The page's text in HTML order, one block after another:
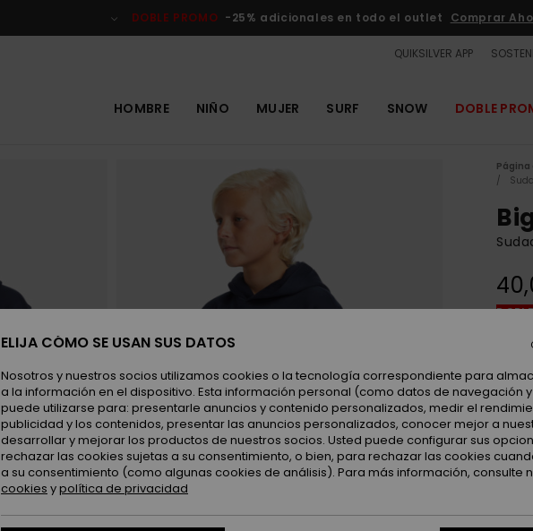
DOBLE PROMO -25% adicionales en todo el outlet Comprar
QUIKSILVER APP
HOMBRE NIÑO MUJER SURF SNOW DOBLE
Página
8
ELIJA CÓMO SE USAN SUS DATOS
Nosotros y nuestros socios utilizamos cookies o la tecnología correspondiente para
a la información en el dispositivo. Esta información personal (como datos de navegación
puede utilizarse para: presentarle anuncios y contenido personalizados, medir el
publicidad y los contenidos, presentar las anuncios personalizados, conocer mejor a
desarrollar y mejorar los productos de nuestros socios. Usted puede configurar sus
rechazar las cookies sujetas a su consentimiento, o bien, para rechazar las cookies
a su consentimiento (como algunas cookies de análisis). Para más información, consulte
cookies ypolítica de privacidad